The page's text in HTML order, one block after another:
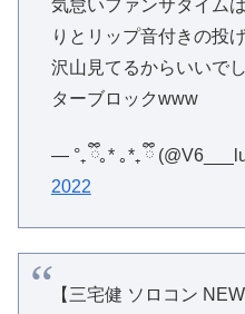
気怠いファンサタイム
りとリップ音付きの投
沢山見てるからいいで
ターブロックwww
— °₊ ྀི｡* ｡*₊
2022
【三宅健 ソロコン